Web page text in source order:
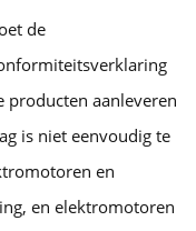
de
producten aanleveren
is niet eenvoudig te
en
en elektromotoren